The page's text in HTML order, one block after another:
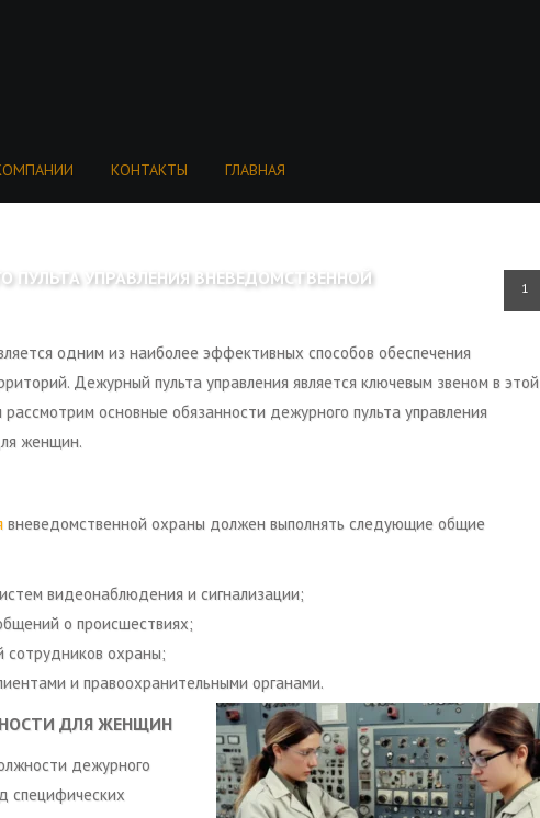
КОНТАКТЫ ГЛАВНАЯ
ПУЛЬТА УПРАВЛЕНИЯ ВНЕВЕДОМСТВЕННОЙ
1
одним из наиболее эффективных способов обеспечения
Дежурный пульта управления является ключевым звеном в этой
основные обязанности дежурного пульта управления
женщин.
вневедомственной охраны должен выполнять следующие общие
видеонаблюдения и сигнализации;
о происшествиях;
сотрудников охраны;
и правоохранительными органами.
ДЛЯ ЖЕНЩИН
дежурного
специфических